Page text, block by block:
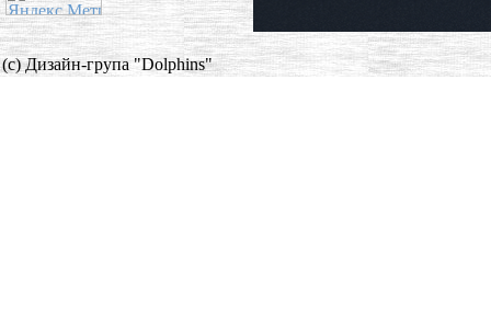
(c) Дизайн-група "Dolphins"